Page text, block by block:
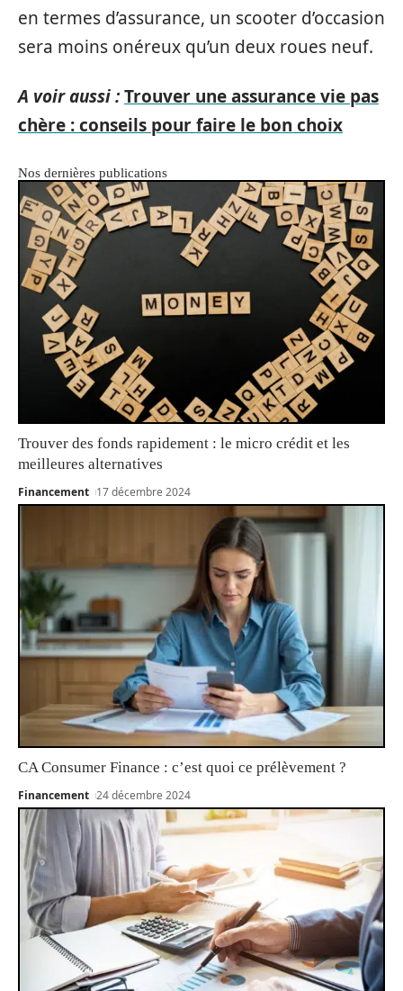
en termes d’assurance, un scooter d’occasion
sera moins onéreux qu’un deux roues neuf.
A voir aussi :Trouver une assurance vie pas
chère : conseils pour faire le bon choix
Nos dernières publications
Trouver des fonds rapidement : le micro crédit et les
meilleures alternatives
Financement 17 décembre 2024
CA Consumer Finance : c’est quoi ce prélèvement ?
Financement 24 décembre 2024